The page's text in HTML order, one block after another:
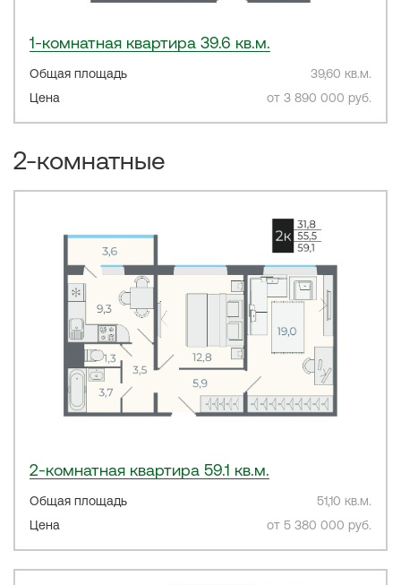
1-комнатная квартира 39.6 кв.м.
Общая площадь
39,60 кв.м.
Цена
от 3 890 000 руб.
2-комнатные
2-комнатная квартира 59.1 кв.м.
Общая площадь
51,10 кв.м.
Цена
от 5 380 000 руб.